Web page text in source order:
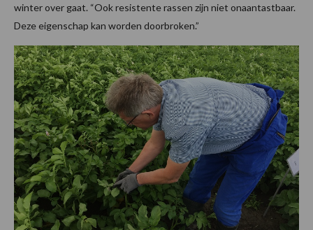
winter over gaat. “Ook resistente rassen zijn niet onaantastbaar.
Deze eigenschap kan worden doorbroken.”